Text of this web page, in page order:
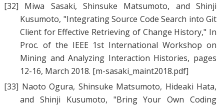
[32]
Miwa Sasaki,Shinsuke Matsumoto, andShinji
Kusumoto, "Integrating Source Code Search into Git
Client for Effective Retrieving of Change History," In
Proc. of the IEEE 1st International Workshop on
Mining and Analyzing Interaction Histories, pages
12-16, March 2018. [m-sasaki_maint2018.pdf]
[33] Naoto Ogura, Shinsuke Matsumoto, Hideaki Hata,
and Shinji Kusumoto, "Bring Your Own Coding